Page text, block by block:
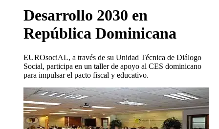
Desarrollo 2030 en
República Dominicana
EUROsociAL, a través de su Unidad Técnica de Diálogo
Social, participa en un taller de apoyo al CES dominicano
para impulsar el pacto fiscal y educativo.